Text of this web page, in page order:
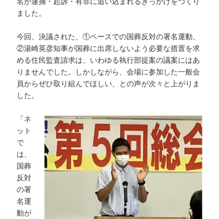
ました。
今回、決議された、①ベースでの国葬反対の署名運動、
②湯崎英彦知事が国葬に出席しないよう必要な措置を求
める住民監査請求は、いわゆる執行部提案の議案にはあ
りませんでした。しかしながら、会場に参加した一般会
員からぜひ取り組んでほしい、との声が次々と上がりま
した。
「ネ
ット
で
は、
国葬
反対
の署
名運
動が